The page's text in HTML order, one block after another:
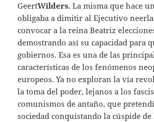
GeertWilders. La misma que hace
obligaba a dimitir al Ejecutivo
convocar a la reina Beatriz
demostrando así su capacidad para
gobiernos. Esa es una de las
características de los fenómenos
europeos. Ya no exploran la vía
la toma del poder, lejanos a los
comunismos de antaño, que
sociedad conquistando la cúspide